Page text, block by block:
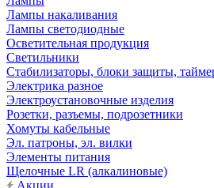
Лампы накаливания
Лампы светодиодные
Осветительная продукция
Светильники
Стабилизаторы, блоки защиты,
Электрика разное
Электроустановочные изделия
Розетки, разъемы, подрозетники
Хомуты кабельные
Эл. патроны, эл. вилки
Элементы питания
Щелочные LR (алкалиновые)
Акции